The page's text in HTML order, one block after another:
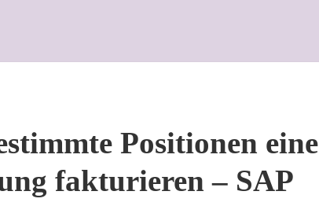
Positionen eine
fakturieren – SAP